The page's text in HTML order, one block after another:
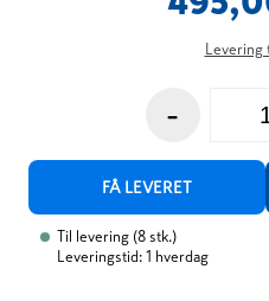
-
FÅ LEVERET
Til levering (8 stk.)
Leveringstid: 1 hverdag